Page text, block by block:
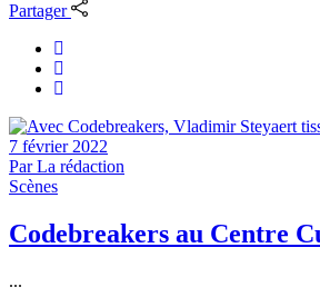
Partager
7 février 2022
ParLa rédaction
Scènes
Codebreakers au Centre
...